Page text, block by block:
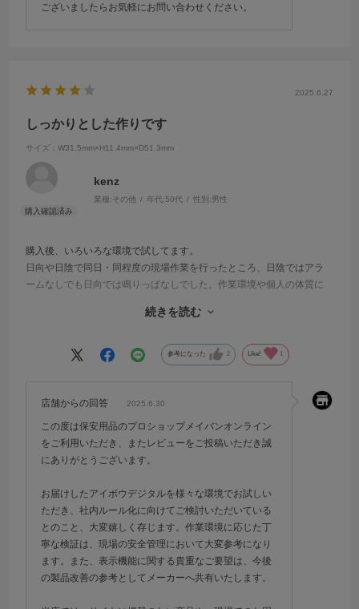
ございましたらお気軽にお問い合わせください。
2025.6.27
しっかりとした作りです
サイズ：W31.5mm×H11.4mm×D51.3mm
kenz
業種: その他 年代:50代 性別:男性
購入後、いろいろな環境で試してます。
日向や日陰で同日・同程度の現場作業を行ったところ、日陰ではアラ
ームなしでも日向では鳴りっぱなしでした。作業環境や個人の体質に
時刻の他、リアルタイムで深部体温が表示されるとなお良しです。
続きを読む
参考になった 2 Like! 1
店舗からの回答 2025.6.30
この度は保安用品のプロショップメイバンオンライン
をご利用いただき、またレビューをご投稿いただき誠
にありがとうございます。
お届けしたアイボウデジタルを様々な環境でお試しい
ただき、社内ルール化に向けてご検討いただいている
とのこと、大変嬉しく存じます。作業環境に応じた丁
寧な検証は、現場の安全管理において大変参考になり
ます。また、表示機能に関する貴重なご要望は、今後
の製品改善の参考としてメーカーへ共有いたします。